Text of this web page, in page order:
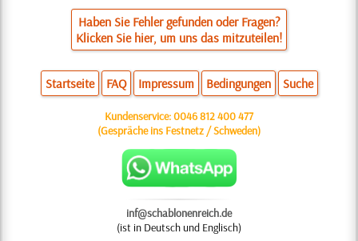
Haben Sie Fehler gefunden oder Fragen?
Klicken Sie hier, um uns das mitzuteilen!
Startseite FAQ Impressum Bedingungen Suche
Kundenservice:0046 812 400 477
(Gespräche ins Festnetz / Schweden)
inf@schablonenreich.de
(ist in Deutsch und Englisch)